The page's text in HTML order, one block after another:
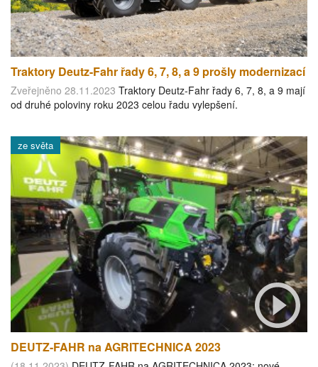
Traktory Deutz-Fahr řady 6, 7, 8, a 9 prošly modernizací
Zveřejněno 28.11.2023 Traktory Deutz-Fahr řady 6, 7, 8, a 9 mají
od druhé poloviny roku 2023 celou řadu vylepšení.
ze světa
DEUTZ-FAHR na AGRITECHNICA 2023